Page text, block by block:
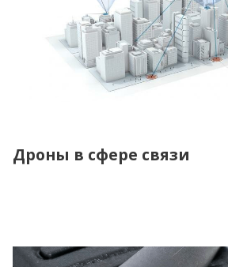
Дроны в сфере связи